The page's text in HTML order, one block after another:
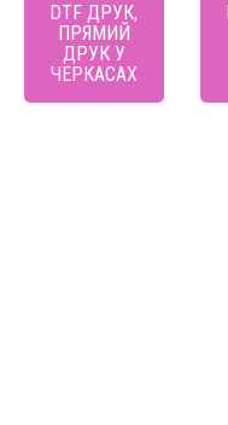
DTF ДРУК,
ПРЯМИЙ
ДРУК У
ЧЕРКАСАХ